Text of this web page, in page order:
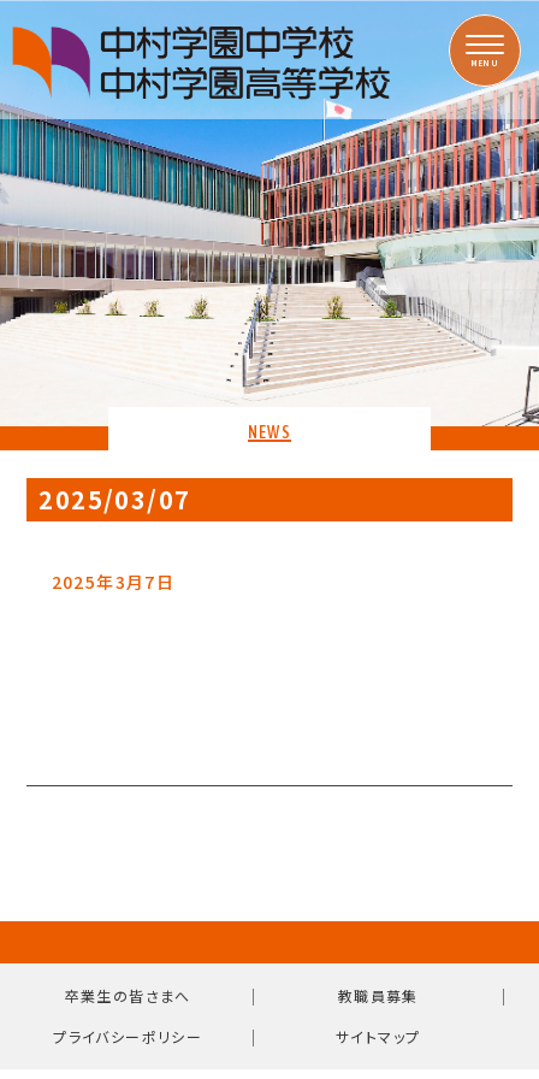
MENU
NEWS
2025/03/07
2025年3月7日
卒業生の皆さまへ ｜ 教職員募集 ｜
プライバシーポリシー ｜ サイトマップ